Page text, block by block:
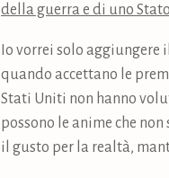
della guerra e di uno
Io vorrei solo aggiungere
quando accettano le
Stati Uniti non hanno
possono le anime che
il gusto per la realtà,